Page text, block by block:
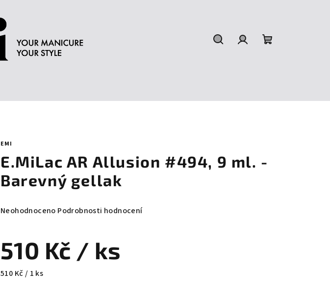
EMI
E.MiLac AR Allusion #494, 9 ml. -
Barevný gellak
Průměrné
je
0,0
z
Neohodnoceno Podrobnosti hodnocení
510 Kč / ks
Měrná
510 Kč / 1 ks